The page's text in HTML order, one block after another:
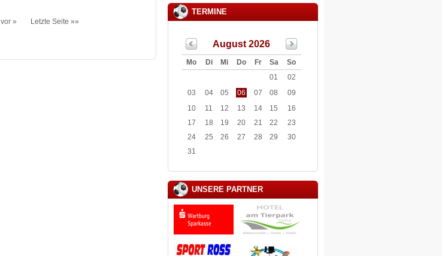
vor » Letzte Seite »»
TERMINE
August 2026
Mo Di Mi Do Fr Sa
So
01
02
03
04 05 06 07 08
09
10
11 12 13 14 15
16
17
18 19 20 21 22
23
24
25 26 27 28 29
30
31
UNSERE PARTNER